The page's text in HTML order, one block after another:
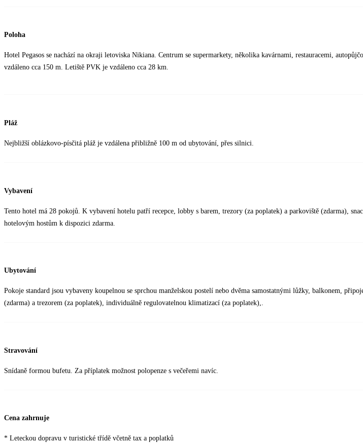
Poloha
Hotel Pegasos se nachází na okraji letoviska Nikiana. Centrum se supermarkety, několika kavárnami, restauracemi,
vzdáleno cca 150 m. Letiště PVK je vzdáleno cca 28 km.
Pláž
Nejbližší oblázkovo-písčitá pláž je vzdálena přibližně 100 m od ubytování, přes silnici.
Vybavení
Tento hotel má 28 pokojů. K vybavení hotelu patří recepce, lobby s barem, trezory (za poplatek) a parkoviště (zdarma),
hotelovým hostům k dispozici zdarma.
Ubytování
Pokoje standard jsou vybaveny koupelnou se sprchou manželskou postelí nebo dvěma samostatnými lůžky, balkonem,
(zdarma) a trezorem (za poplatek), individuálně regulovatelnou klimatizací (za poplatek),.
Stravování
Snídaně formou bufetu. Za příplatek možnost polopenze s večeřemi navíc.
Cena zahrnuje
* Leteckou dopravu v turistické třídě včetně tax a poplatků